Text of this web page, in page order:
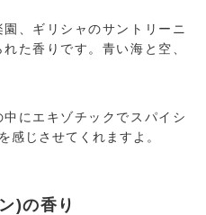
、ギリシャのサントリーニ
た香りです。青い海と空、
にエキゾチックでスパイシ
感じさせてくれますよ。
)の香り